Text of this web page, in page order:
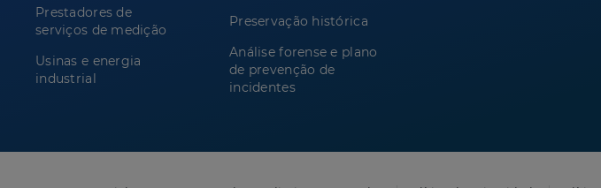
Prestadores de
serviços de medição
Usinas e energia
industrial
Preservação histórica
Análise forense e plano
de prevenção de
incidentes